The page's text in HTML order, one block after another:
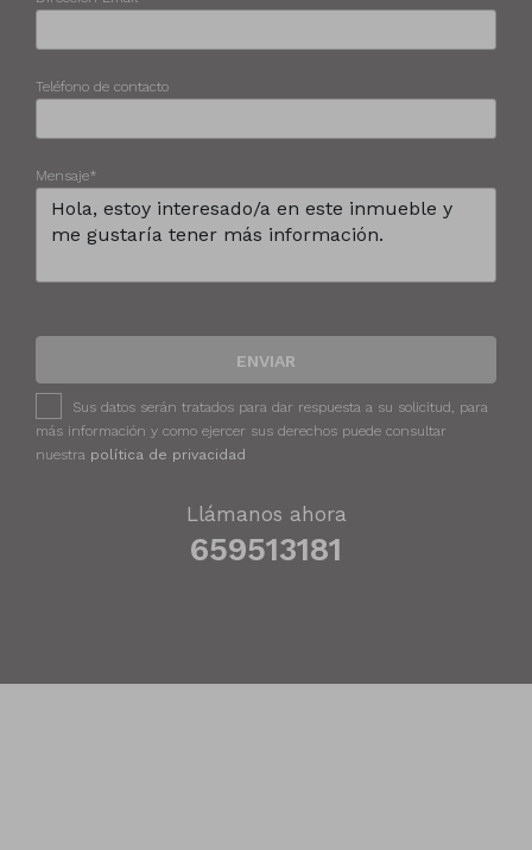
Teléfono de contacto
Mensaje*
ENVIAR
Sus datos serán tratados para dar respuesta a su solicitud, para
más información y como ejercer sus derechos puede consultar
nuestra política de privacidad
Llámanos ahora
659513181